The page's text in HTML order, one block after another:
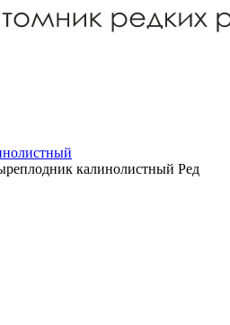
калинолистный Ред